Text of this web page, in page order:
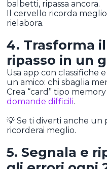
balbetti, ripassa ancora.
Il cervello ricorda
rielabora.
4. Trasforma il
ripasso in un
Usa app con classifiche
un amico: chi sbaglia
Crea “card” tipo
domande difficili.
💡 Se ti diverti anche un
ricorderai meglio.
5. Segnala e